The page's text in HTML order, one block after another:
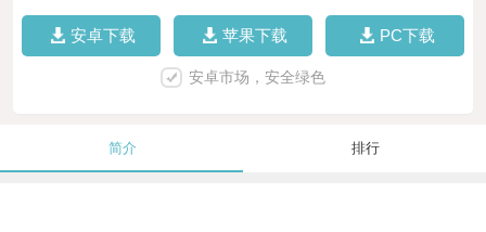
安卓下载 苹果下载 PC下载
安卓市场，安全绿色
简介 排行